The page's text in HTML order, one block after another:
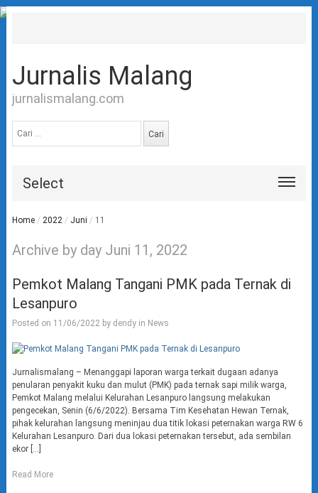
Jurnalis Malang
jurnalismalang.com
untuk:
Select
Home / 2022 / Juni / 11
Archive by day Juni 11, 2022
Pemkot Malang Tangani PMK pada Ternak di
Lesanpuro
Posted on 11/06/2022by dendyin News
Jurnalismalang – Menanggapi laporan warga terkait dugaan adanya
penularan penyakit kuku dan mulut (PMK) pada ternak sapi milik warga,
Pemkot Malang melalui Kelurahan Lesanpuro langsung melakukan
pengecekan, Senin (6/6/2022). Bersama Tim Kesehatan Hewan Ternak,
pihak kelurahan langsung meninjau dua titik lokasi peternakan warga RW 6
Kelurahan Lesanpuro. Dari dua lokasi peternakan tersebut, ada sembilan
ekor […]
Read More